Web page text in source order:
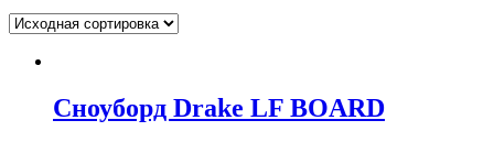
Сноуборд Drake LF BOARD